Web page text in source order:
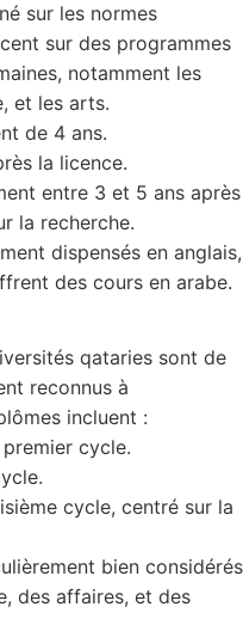
sur les normes
sur des programmes
notamment les
et les arts.
de 4 ans.
la licence.
entre 3 et 5 ans après
la recherche.
dispensés en anglais,
des cours en arabe.
qataries sont de
reconnus à
incluent :
cycle.
cycle, centré sur la
bien considérés
des affaires, et des